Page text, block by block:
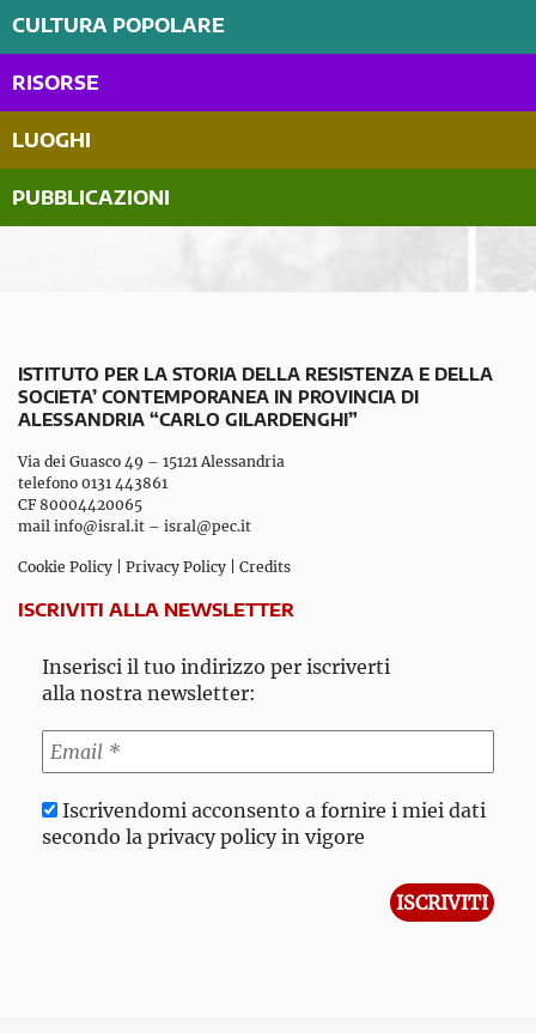
CULTURA POPOLARE
RISORSE
LUOGHI
PUBBLICAZIONI
ISTITUTO PER LA STORIA DELLA RESISTENZA E DELLA
SOCIETA’ CONTEMPORANEA IN PROVINCIA DI
ALESSANDRIA “CARLO GILARDENGHI”
Via dei Guasco 49 – 15121 Alessandria
telefono 0131 443861
CF 80004420065
mail info@isral.it – isral@pec.it
Cookie Policy Privacy Policy Credits
ISCRIVITI ALLA NEWSLETTER
Inserisci il tuo indirizzo per iscriverti
alla nostra newsletter:
Iscrivendomi acconsento a fornire i miei dati
secondo la privacy policy in vigore